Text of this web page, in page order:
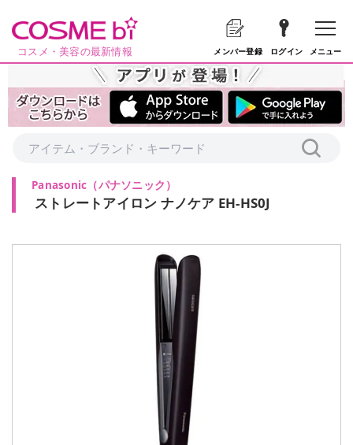
コスメ・美容の最新情報 メンバー登録 ログイン メニュー
Panasonic （パナソニック ）
ストレートアイロン ナノケア EH-HS0J